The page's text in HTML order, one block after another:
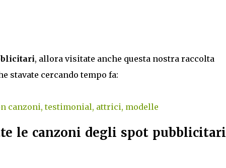
, allora visitate anche questa nostra raccolta
stavate cercando tempo fa:
canzoni, testimonial, attrici, modelle
le canzoni degli spot pubblicitari